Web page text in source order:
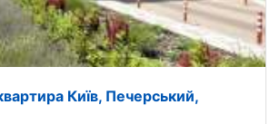
Київ, Печерський,